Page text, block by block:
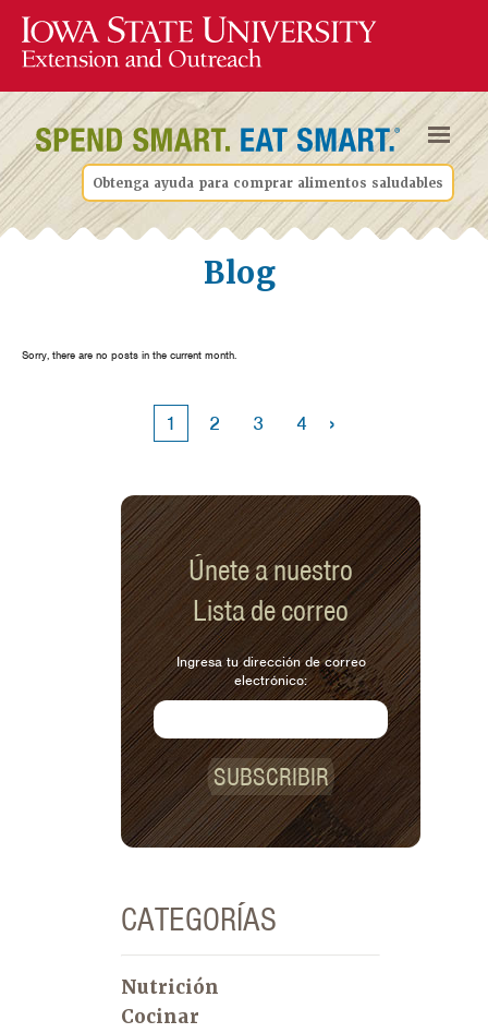
Obtenga ayuda para comprar alimentos saludables
Blog
Sorry, there are no posts in the current month.
1 2 3 4 ›
Únete a nuestro
Lista de correo
Ingresa tu dirección de correo
electrónico:
SUBSCRIBIR
CATEGORÍAS
Nutrición
Cocinar